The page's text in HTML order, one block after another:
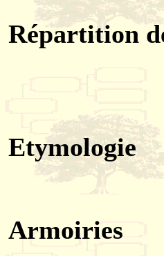
Répartition
Etymologie
Armoiries